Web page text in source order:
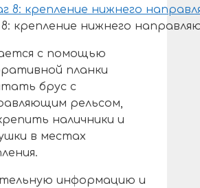
крепление нижнего
с помощью
планки
брус с
рельсом,
наличники и
в местах
информацию и